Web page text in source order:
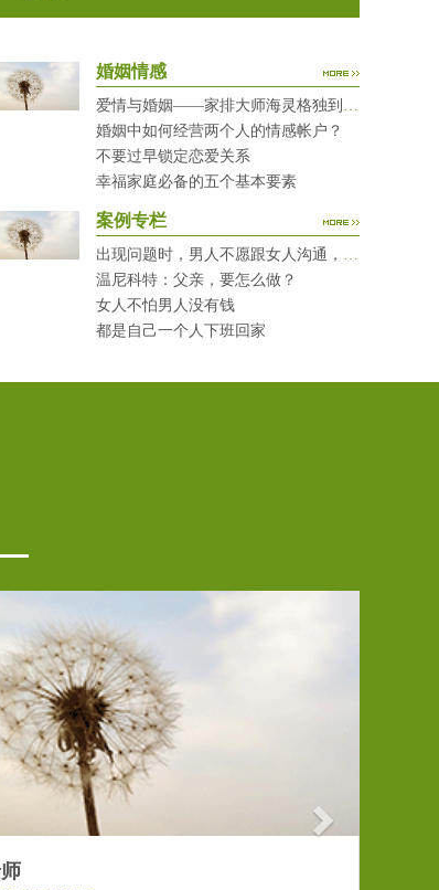
婚姻情感
爱情与婚姻——家排大师海灵格独到的见解
婚姻中如何经营两个人的情感帐户？
不要过早锁定恋爱关系
幸福家庭必备的五个基本要素
案例专栏
出现问题时，男人不愿跟女人沟通，怎么破？
温尼科特：父亲，要怎么做？
女人不怕男人没有钱
都是自己一个人下班回家